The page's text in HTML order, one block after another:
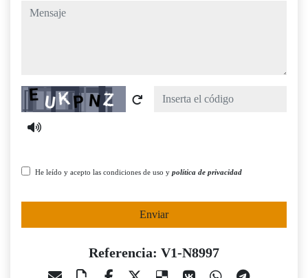
mensaje
Captcha
He leído y acepto las condiciones de uso y política de privacidad
Enviar
Referencia: V1-N8997